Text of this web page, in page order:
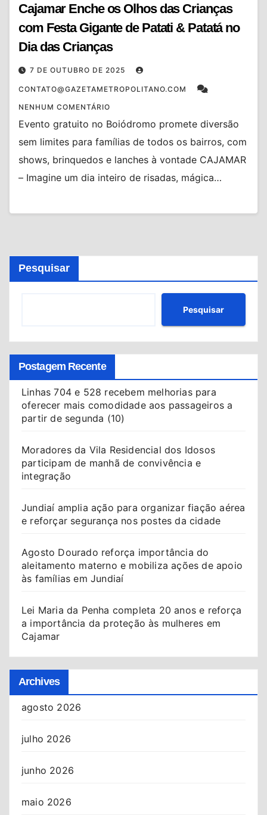
Cajamar Enche os Olhos das Crianças
com Festa Gigante de Patati & Patatá no
Dia das Crianças
7 DE OUTUBRO DE 2025
CONTATO@GAZETAMETROPOLITANO.COM
NENHUM COMENTÁRIO
Evento gratuito no Boiódromo promete diversão
sem limites para famílias de todos os bairros, com
shows, brinquedos e lanches à vontade CAJAMAR
– Imagine um dia inteiro de risadas, mágica…
Pesquisar
Pesquisar
Postagem Recente
Linhas 704 e 528 recebem melhorias para
oferecer mais comodidade aos passageiros a
partir de segunda (10)
Moradores da Vila Residencial dos Idosos
participam de manhã de convivência e
integração
Jundiaí amplia ação para organizar fiação aérea
e reforçar segurança nos postes da cidade
Agosto Dourado reforça importância do
aleitamento materno e mobiliza ações de apoio
às famílias em Jundiaí
Lei Maria da Penha completa 20 anos e reforça
a importância da proteção às mulheres em
Cajamar
Archives
agosto 2026
julho 2026
junho 2026
maio 2026